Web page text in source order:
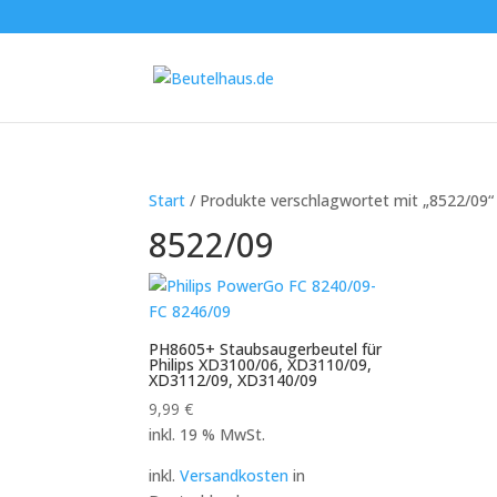
Start / Produkte verschlagwortet mit „8522/09“
8522/09
PH8605+ Staubsaugerbeutel für
Philips XD3100/06, XD3110/09,
XD3112/09, XD3140/09
9,99€
inkl. 19 % MwSt.
inkl.Versandkosten in